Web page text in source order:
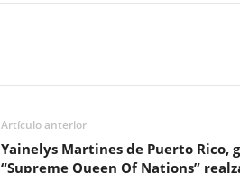
Artículo anterior
Yainelys Martines de Puerto Rico,
“Supreme Queen Of Nations”